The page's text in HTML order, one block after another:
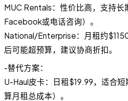
MUC Rentals：性价比高，支持
Facebook或电话咨询）。
National/Enterprise：月租约
后可能超预算，建议协商折扣。
-替代方案：
U-Haul皮卡：日租$19.99，适合
算月租总成本）。